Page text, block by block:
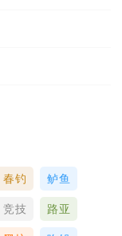
春钓 鲈鱼
竞技 路亚